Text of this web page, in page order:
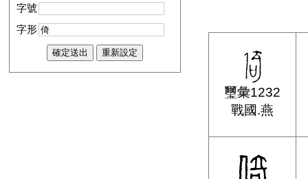
字號
字形
璽彙1232
戰國.燕